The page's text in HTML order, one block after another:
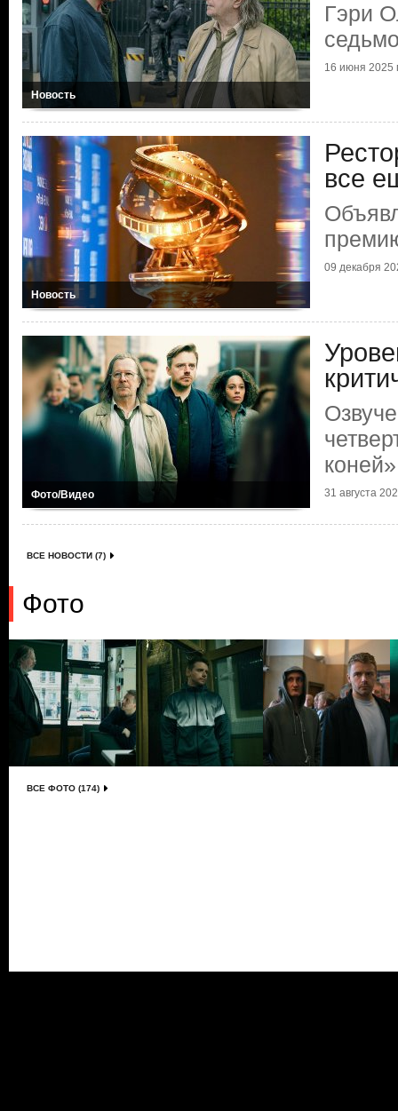
Новость
Гэри
16 июня 2025
Новость
все
09 декабря
Фото/Видео
коней»
31 августа
ВСЕ НОВОСТИ (7)
Фото
ВСЕ ФОТО (174)